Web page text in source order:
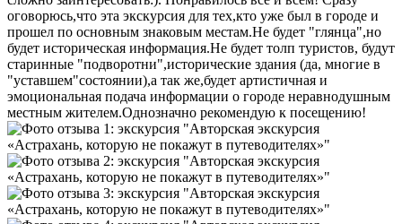
оговорюсь,что эта экскурсия для тех,кто уже был в городе и
прошел по основным знаковым местам.Не будет "глянца",но
будет историческая информация.Не будет толп туристов, будут
старинные "подворотни",исторические здания (да, многие в
"уставшем"состоянии),а так же,будет артистичная и
эмоциональная подача информации о городе неравнодушным
местным жителем.Однозначно рекомендую к посещению!